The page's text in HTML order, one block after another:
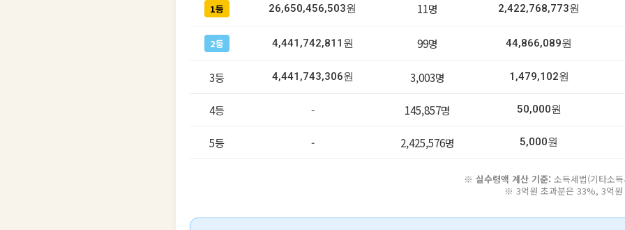
1등 26,650,456,503원 11명 2,422,768,773원
2등 4,441,742,811원 99명 44,866,089원
3등 4,441,743,306원 3,003명 1,479,102원
4등 - 145,857명 50,000원
5등 - 2,425,576명 5,000원
※ 실수령액 계산 기준: 소득세법(기타소
※ 3억원 초과분은 33%, 3억